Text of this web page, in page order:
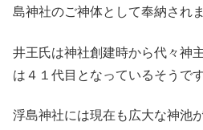
島神社のご神体として奉納されま
井王氏は神社創建時から代々神
は４１代目となっているそうです
浮島神社には現在も広大な神池